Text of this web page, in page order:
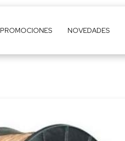
PROMOCIONES NOVEDADES